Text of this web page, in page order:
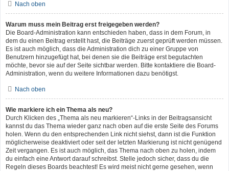
Nach oben
Warum muss mein Beitrag erst freigegeben werden?
Die Board-Administration kann entschieden haben, dass in dem Forum, in
dem du einen Beitrag erstellt hast, die Beiträge zuerst geprüft werden müssen.
Es ist auch möglich, dass die Administration dich zu einer Gruppe von
Benutzern hinzugefügt hat, bei denen sie die Beiträge erst begutachten
möchte, bevor sie auf der Seite sichtbar werden. Bitte kontaktiere die Board-
Administration, wenn du weitere Informationen dazu benötigst.
Nach oben
Wie markiere ich ein Thema als neu?
Durch Klicken des „Thema als neu markieren“-Links in der Beitragsansicht
kannst du das Thema wieder ganz nach oben auf die erste Seite des Forums
holen. Wenn du den entsprechenden Link nicht siehst, dann ist die Funktion
möglicherweise deaktiviert oder seit der letzten Markierung ist nicht genügend
Zeit vergangen. Es ist auch möglich, das Thema nach oben zu holen, indem
du einfach eine Antwort darauf schreibst. Stelle jedoch sicher, dass du die
Regeln dieses Boards beachtest! Es wird meist nicht gerne gesehen, wenn